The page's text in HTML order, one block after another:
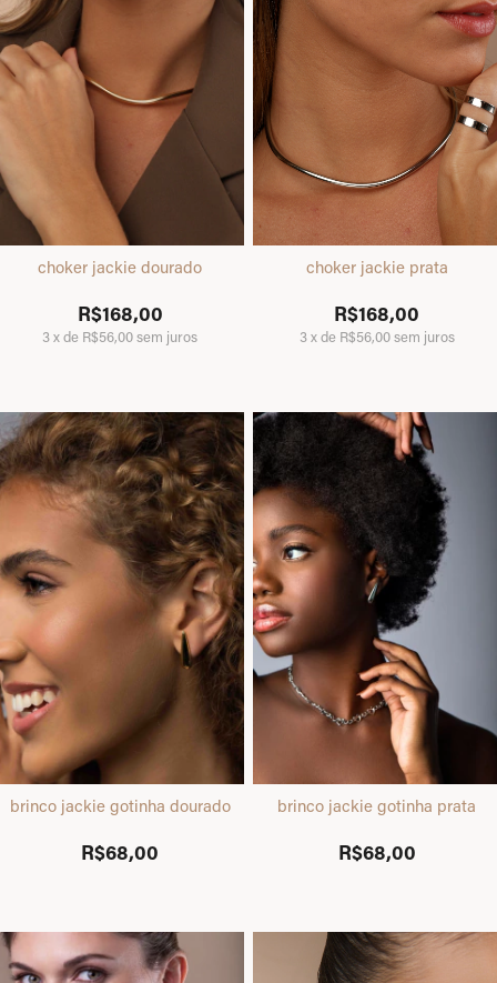
choker jackie dourado
R$168,00
3xde R$56,00sem juros
choker jackie prata
R$168,00
3xde R$56,00sem juros
brinco jackie gotinha dourado
R$68,00
brinco jackie gotinha prata
R$68,00